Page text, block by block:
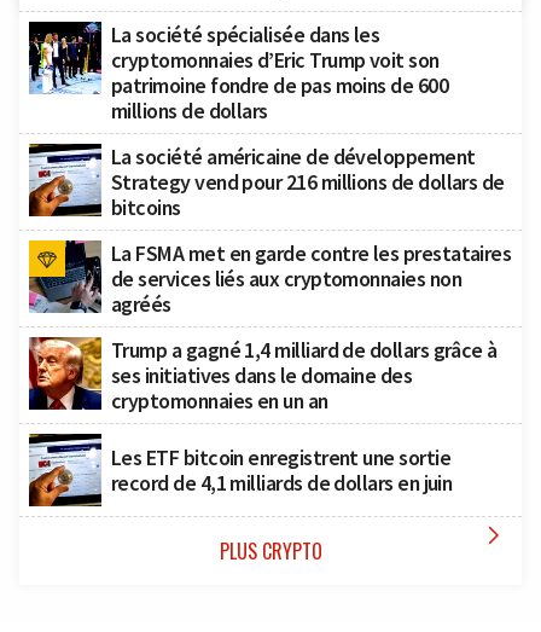
La société spécialisée dans les
cryptomonnaies d’Eric Trump voit son
patrimoine fondre de pas moins de 600
millions de dollars
La société américaine de développement
Strategy vend pour 216 millions de dollars de
bitcoins
La FSMA met en garde contre les prestataires
de services liés aux cryptomonnaies non
agréés
Trump a gagné 1,4 milliard de dollars grâce à
ses initiatives dans le domaine des
cryptomonnaies en un an
Les ETF bitcoin enregistrent une sortie
record de 4,1 milliards de dollars en juin
PLUS CRYPTO 